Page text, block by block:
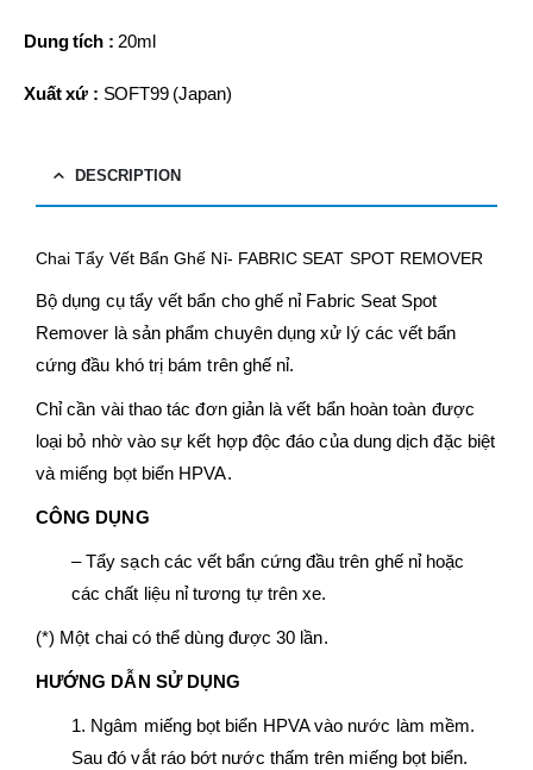
Dung tích : 20ml
Xuất xứ : SOFT99 (Japan)
DESCRIPTION
Chai Tẩy Vết Bẩn Ghế Nỉ- FABRIC SEAT SPOT REMOVER
Bộ dụng cụ tẩy vết bẩn cho ghế nỉ Fabric Seat Spot
Remover là sản phẩm chuyên dụng xử lý các vết bẩn
cứng đầu khó trị bám trên ghế nỉ.
Chỉ cần vài thao tác đơn giản là vết bẩn hoàn toàn được
loại bỏ nhờ vào sự kết hợp độc đáo của dung dịch đặc biệt
và miếng bọt biển HPVA.
CÔNG DỤNG
– Tẩy sạch các vết bẩn cứng đầu trên ghế nỉ hoặc
các chất liệu nỉ tương tự trên xe.
(*) Một chai có thể dùng được 30 lần.
HƯỚNG DẪN SỬ DỤNG
1. Ngâm miếng bọt biển HPVA vào nước làm mềm.
Sau đó vắt ráo bớt nước thấm trên miếng bọt biển.